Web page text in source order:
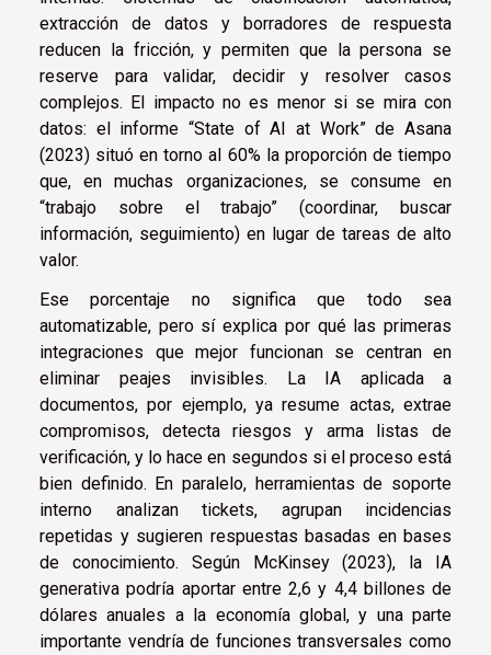
extracción de datos y borradores de respuesta
reducen la fricción, y permiten que la persona se
reserve para validar, decidir y resolver casos
complejos. El impacto no es menor si se mira con
datos: el informe “State of AI at Work” de Asana
(2023) situó en torno al 60% la proporción de tiempo
que, en muchas organizaciones, se consume en
“trabajo sobre el trabajo” (coordinar, buscar
información, seguimiento) en lugar de tareas de alto
valor.
Ese porcentaje no significa que todo sea
automatizable, pero sí explica por qué las primeras
integraciones que mejor funcionan se centran en
eliminar peajes invisibles. La IA aplicada a
documentos, por ejemplo, ya resume actas, extrae
compromisos, detecta riesgos y arma listas de
verificación, y lo hace en segundos si el proceso está
bien definido. En paralelo, herramientas de soporte
interno analizan tickets, agrupan incidencias
repetidas y sugieren respuestas basadas en bases
de conocimiento. Según McKinsey (2023), la IA
generativa podría aportar entre 2,6 y 4,4 billones de
dólares anuales a la economía global, y una parte
importante vendría de funciones transversales como